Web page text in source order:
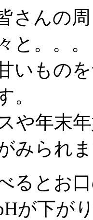
さんの
と。。。
いもの
。
や年末
みられ
るとお
が下が